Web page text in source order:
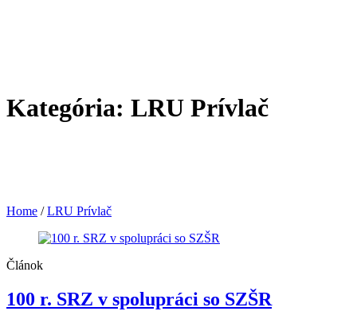
Kategória: LRU Prívlač
Home /LRU Prívlač
Článok
100 r. SRZ v spolupráci so SZŠR